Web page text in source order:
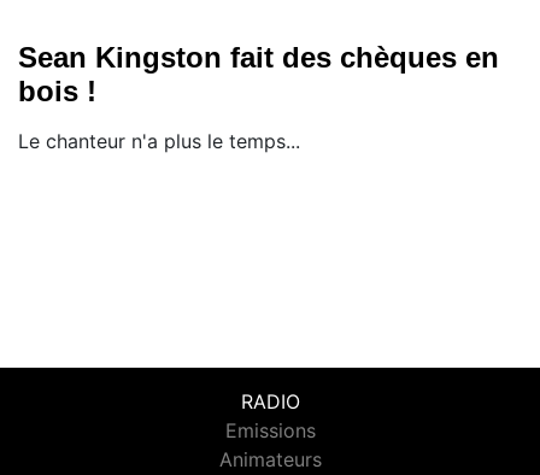
Sean Kingston fait des chèques en
bois !
Le chanteur n'a plus le temps...
RADIO
Emissions
Animateurs